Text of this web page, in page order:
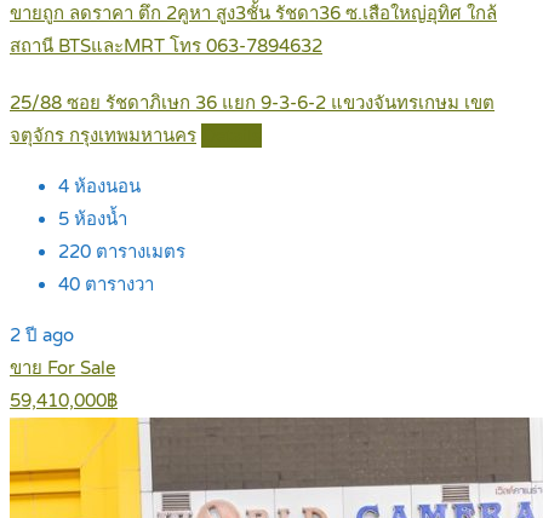
ขายถูก ลดราคา ตึก 2คูหา สูง3ชั้น รัชดา36 ซ.เสือใหญ่อุทิศ ใกล้
สถานี BTSและMRT โทร 063-7894632
25/88 ซอย รัชดาภิเษก 36 แยก 9-3-6-2 แขวงจันทรเกษม เขต
จตุจักร กรุงเทพมหานคร
4 ห้องนอน
5 ห้องน้ำ
220 ตารางเมตร
40 ตารางวา
2 ปี ago
ขาย For Sale
59,410,000฿